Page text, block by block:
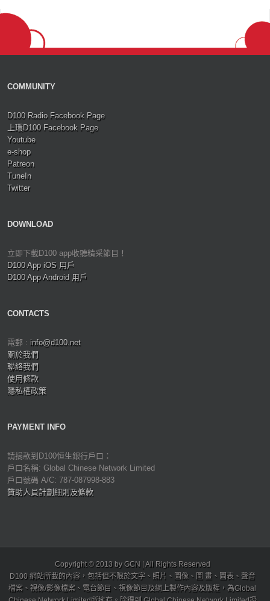
COMMUNITY
D100 Radio Facebook Page
上環D100 Facebook Page
Youtube
e-shop
Patreon
TuneIn
Twitter
DOWNLOAD
立即下載D100 app收聽精采節目！
D100 App iOS 用戶
D100 App Android 用戶
CONTACTS
電郵 : info@d100.net
關於我們
聯絡我們
使用條款
隱私權政策
PAYMENT INFO
請捐款到D100恒生銀行戶口：
戶口名稱: Global Chinese Network Limited
戶口號碼 A/C: 787-087998-883
贊助人員計劃細則及條款
Copyright © 2013 by GCN | All Rights Reserved
D100 網站所載的內容，包括但不限於文字、照片、圖像、圖 畫、圖表、聲音
檔案、視像/影像檔案、電台節目、視像節目及網上製作內容及版權，為Global